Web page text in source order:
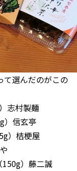
て選んだのがこの
志村製麺
）信玄亭
）桔梗屋
150g）藤二誠